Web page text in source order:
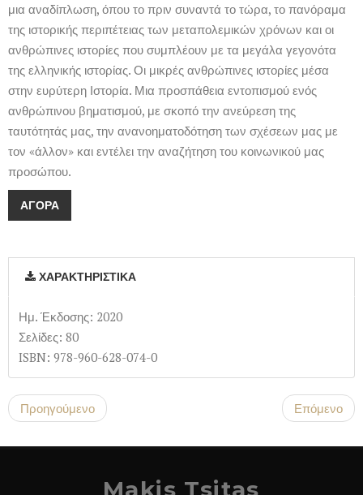
μια αναδίπλωση, όπου το πριν συναντά το τώρα, το πανόραμα
της ιστορικής περιπέτειας των μεταπολεμικών χρόνων και οι
ανθρώπινες ιστορίες που συμπλέουν με τα μεγάλα γεγονότα
της ελληνικής ιστορίας. Οι μικρές ανθρώπινες ιστορίες μέσα
στην ευρύτερη Ιστορία. Μια προσπάθεια εντοπισμού ενός
ανθρώπινου βηματισμού, με σκοπό την ανεύρεση της
ταυτότητάς μας, την ανανοηματοδότηση των σχέσεων μας με
τον «άλλον» και εντέλει την αναζήτηση του κοινωνικού μας
προσώπου.
ΑΓΟΡΆ
ΧΑΡΑΚΤΗΡΙΣΤΙΚΆ
Ημ. Έκδοσης: 2020
Σελίδες: 80
ISBN: 978-960-628-074-0
Προηγούμενο Επόμενο
Makis Tsitas